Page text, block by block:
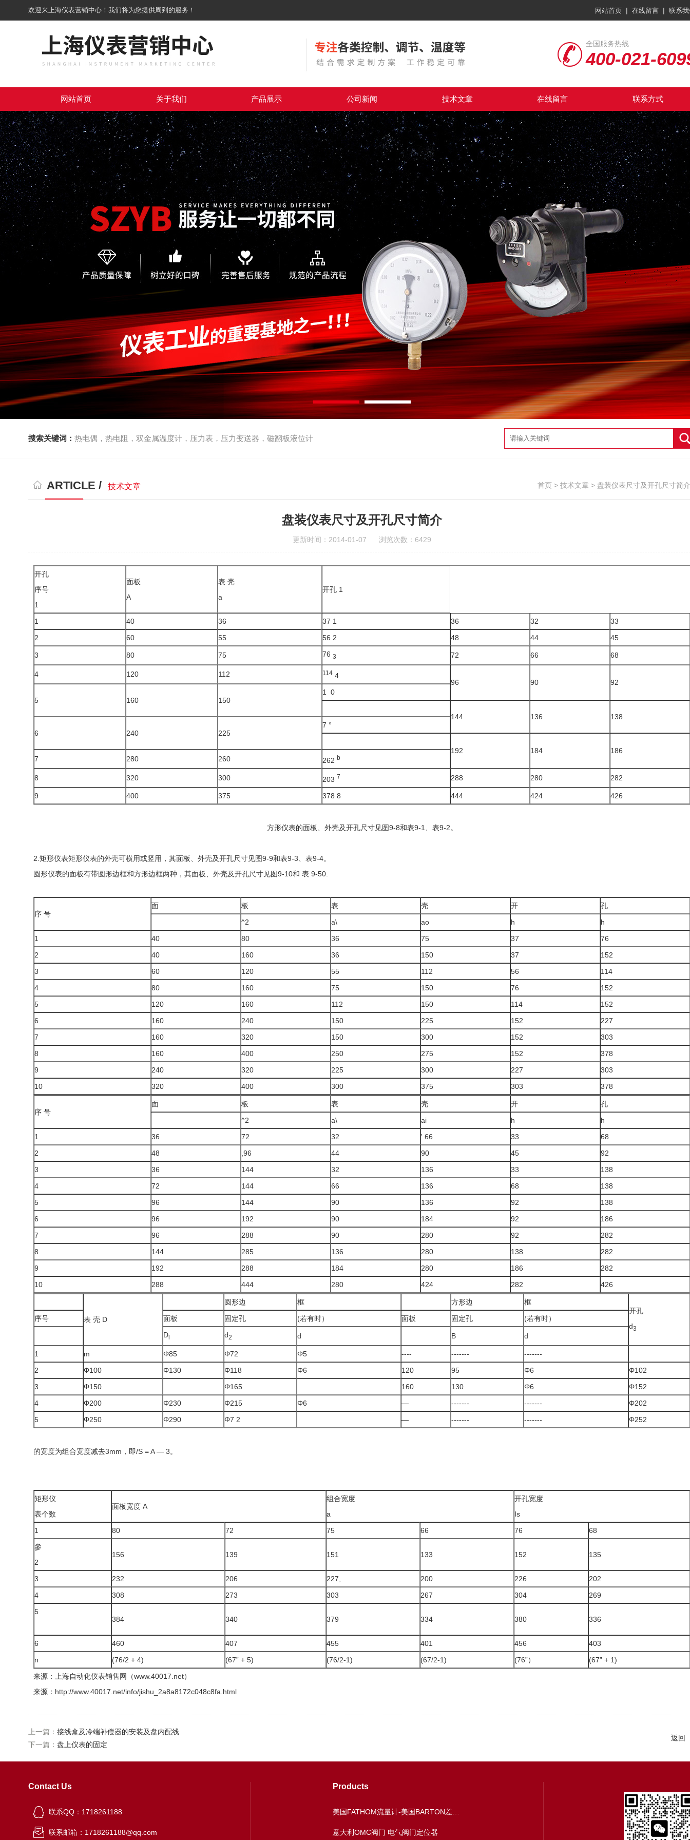
欢迎来上海仪表营销中心！我们将为您提供周到的服务！ 网站首页 | 在线留言 | 联系
全国服务热线
400-021-
网站首页 关于我们 产品展示 公司新闻 技术文章 在线留言 联系方式
搜索关键词： 热电偶，热电阻，双金属温度计，压力表，压力变送器，磁翻板液位计
ARTICLE / 技术文章 首页 > 技术文章 > 盘装仪表尺寸及开孔尺寸简介
盘装仪表尺寸及开孔尺寸简介
更新时间：2014-01-07 浏览次数：6429
开孔
序号
1
面板
A
表 壳
a
开孔 1
1 40 36 37 1 36 32
33
2
60 55 56 2 48 44 45
3 80 75 76 3 72 66 68
4 120 112 114 4
96
90 92
5 160 150
1 0
144 136
138
6
240 225
7 °
192 184
186
7
280 260 262 b
8 320 300 203 7 288 280 282
9 400 375 378 8 444 424 426
方形仪表的面板、外壳及开孔尺寸见图9-8和表9-1、表9-2。
2.矩形仪表矩形仪表的外壳可横用或竖用，其面板、外壳及开孔尺寸见图9-9和表9-3、表9-4。
圆形仪表的面板有带圆形边框和方形边框两种，其面板、外壳及开孔尺寸见图9-10和 表 9-50.
序 号
面 板 表 壳 开
孔
^2
a\ ao h
h
1
40 80 36 75 37
76
2
40 160 36 150 37
152
3
60 120 55 112 56
114
4
80 160 75 150 76
152
5
120 160 112 150 114
152
6
160 240 150 225 152
227
7
160 320 150 300 152
303
8
160 400 250 275 152
378
9
240 320 225 300 227
303
10
320 400 300 375 303 378
序 号
面 板 表 壳 开
孔
^2
a\ ai h
h
1
36 72 32 ' 66 33
68
2
48 ,96 44 90 45
92
3
36 144 32 136 33
138
4
72 144 66 136 68
138
5
96 144 90 136 92
138
6
96 192 90 184 92
186
7
96 288 90 280 92
282
8
144 285 136 280 138
282
9
192 288 184 280 186
282
10
288 444 280 424 282 426
表 壳 D
圆形边 框 方形边
框
开孔
d3
序号 面板 固定孔 (若有时） 面板 固定孔
(若有时）
Dl d2 d B d
1 m Φ85 Φ72 Φ5 ---- -------
-------
2
Φ100 Φ130 Φ118 Φ6 120 95 Φ6
Φ102
3
Φ150 Φ165 160 130 Φ6
Φ152
4
Φ200 Φ230 Φ215 Φ6 — ------- -------
Φ202
5
Φ250 Φ290 Φ7 2 — ------- ------- Φ252
的宽度为组合宽度减去3mm，即/S = A — 3。
矩形仪
表个数
面板宽度 A
组合宽度
a
开孔宽度
Is
1
80 72 75 66 76
68
參
2
156 139 151 133 152 135
3 232 206 227, 200 226
202
4
308 273 303 267 304
269
5
384
340 379 334 380 336
6 460 407 455 401 456
403
n
(76/2 + 4) (67” + 5) (76/2-1) (67/2-1) (76”）
(67” + 1)
来源：上海自动化仪表销售网（www.40017.net）
来源：http://www.40017.net/info/jishu_2a8a8172c048c8fa.html
上一篇： 接线盒及冷端补偿器的安装及盘内配线
下一篇： 盘上仪表的固定
返回
Contact Us
联系QQ：1718261188
联系邮箱：1718261188@qq.com
Products
意大利OMC阀门 电气阀门定位器